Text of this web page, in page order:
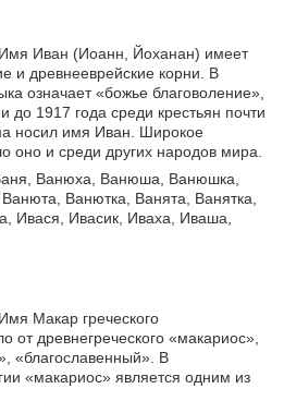
Имя Иван (Иоанн, Йоханан) имеет
и древнееврейские корни. В
означает «божье благоволение»,
до 1917 года среди крестьян почти
носил имя Иван. Широкое
оно и среди других народов мира.
Ванюха, Ванюша, Ванюшка,
Ванютка, Ванята, Ванятка,
Ивася, Ивасик, Иваха, Иваша,
Имя Макар греческого
от древнегреческого «макариос»,
«благославенный». В
«макариос» является одним из